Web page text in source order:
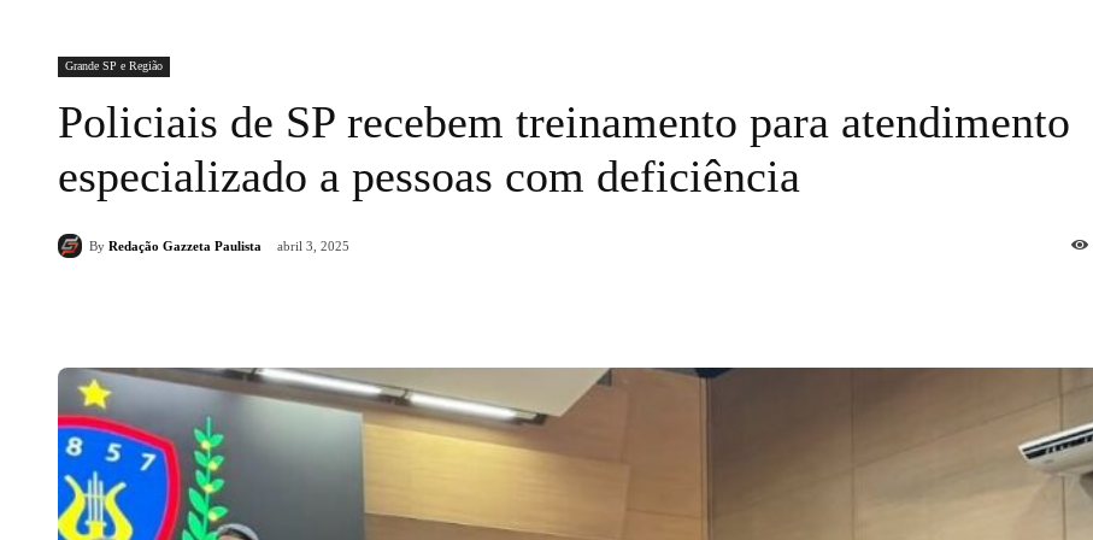
Grande SP e Região
Policiais de SP recebem treinamento para atendimento
especializado a pessoas com deficiência
By Redação Gazzeta Paulista abril 3, 2025